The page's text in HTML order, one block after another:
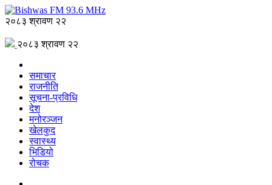
२०८३ श्रावण २२
२०८३ श्रावण २२
समाचार
राजनीति
सूचना-प्रविधि
देश
मनोरञ्जन
खेलकुद
स्वास्थ्य
भिडियो
रोचक